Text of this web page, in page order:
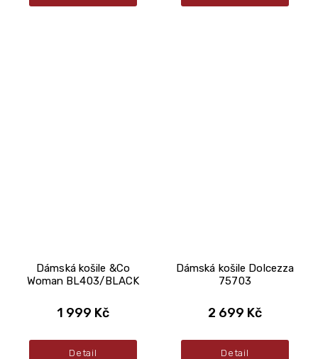
Dámská košile &Co
Woman BL403/BLACK
1 999 Kč
Detail
Dámská košile Dolcezza
75703
2 699 Kč
Detail